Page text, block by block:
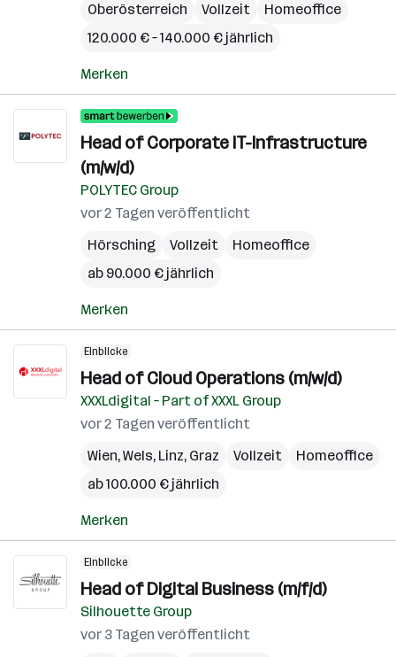
Oberösterreich
Vollzeit
Homeoffice
120.000 € – 140.000 € jährlich
Merken
Head of Corporate IT-Infrastructure
(m/w/d)
POLYTEC Group
vor 2 Tagen veröffentlicht
Hörsching
Vollzeit
Homeoffice
ab 90.000 € jährlich
Merken
Einblicke
Head of Cloud Operations (m/w/d)
XXXLdigital – Part of XXXL Group
vor 2 Tagen veröffentlicht
Wien,Wels, Linz, Graz Vollzeit
Homeoffice
ab 100.000 € jährlich
Merken
Einblicke
Head of Digital Business (m/f/d)
Silhouette Group
vor 3 Tagen veröffentlicht